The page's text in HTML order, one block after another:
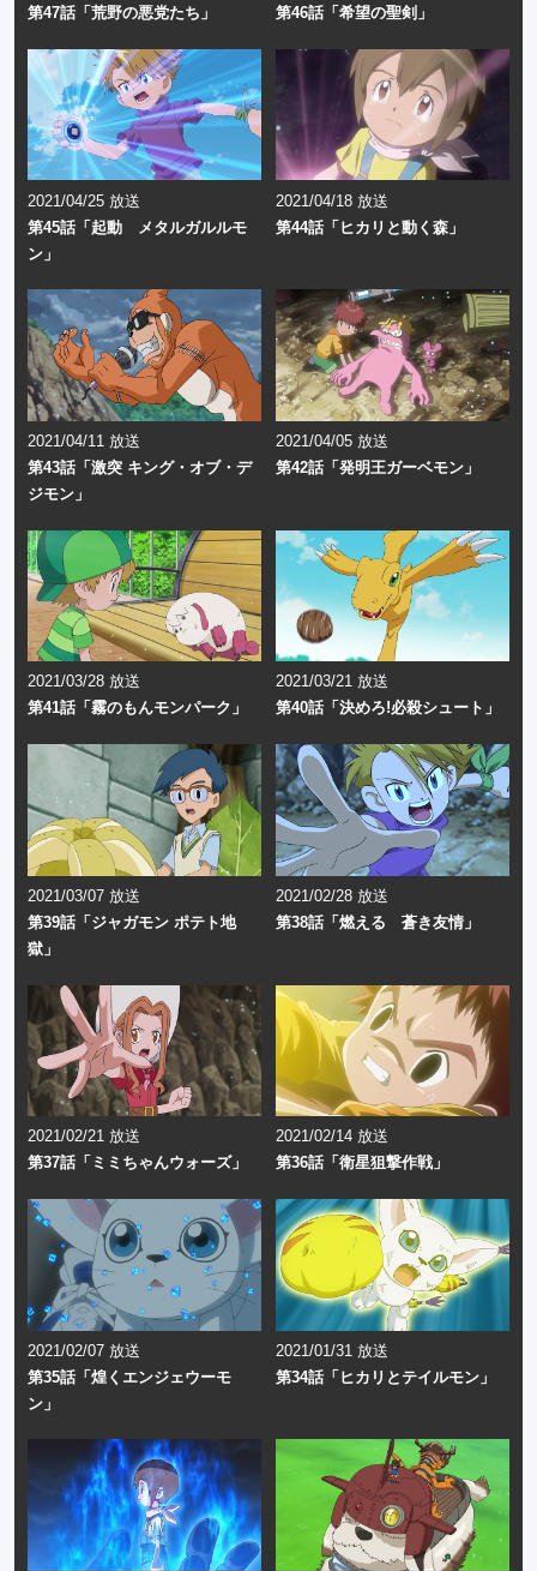
第47話「荒野の悪党たち」
第46話「希望の聖剣」
2021/04/25 放送
第45話「起動 メタルガルルモ
ン」
2021/04/18 放送
第44話「ヒカリと動く森」
2021/04/11 放送
第43話「激突 キング・オブ・デ
ジモン」
2021/04/05 放送
第42話「発明王ガーベモン」
2021/03/28 放送
第41話「霧のもんモンパーク」
2021/03/21 放送
第40話「決めろ!必殺シュート」
2021/03/07 放送
第39話「ジャガモン ポテト地
獄」
2021/02/28 放送
第38話「燃える 蒼き友情」
2021/02/21 放送
第37話「ミミちゃんウォーズ」
2021/02/14 放送
第36話「衛星狙撃作戦」
2021/02/07 放送
第35話「煌くエンジェウーモ
ン」
2021/01/31 放送
第34話「ヒカリとテイルモン」